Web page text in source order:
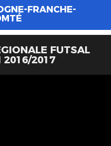
FRANCHE-
FUTSAL
2016/2017